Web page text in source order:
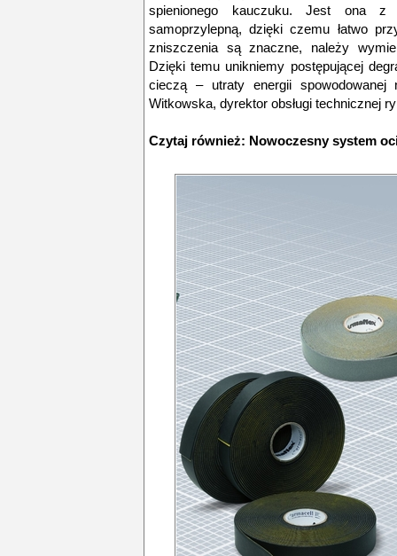
spienionego kauczuku. Jest ona z
samoprzylepną, dzięki czemu łatwo
zniszczenia są znaczne, należy
Dzięki temu unikniemy postępującej
cieczą – utraty energii spowodowanej
Witkowska, dyrektor obsługi technicznej
Czytaj również: Nowoczesny system